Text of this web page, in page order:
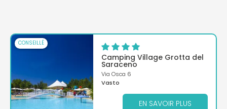
CONSEILLÉ
Camping Village Grotta del
Saraceno
Via Osca 6
Vasto
EN SAVOIR PLUS